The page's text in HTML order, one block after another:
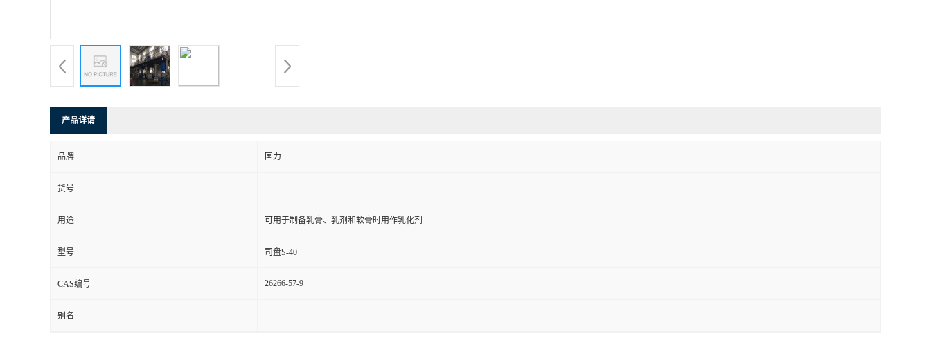
产品详请
品牌 国力
货号
用途 可用于制备乳膏、乳剂和软膏时用作乳化剂
型号 司盘S-40
CAS编号 26266-57-9
别名